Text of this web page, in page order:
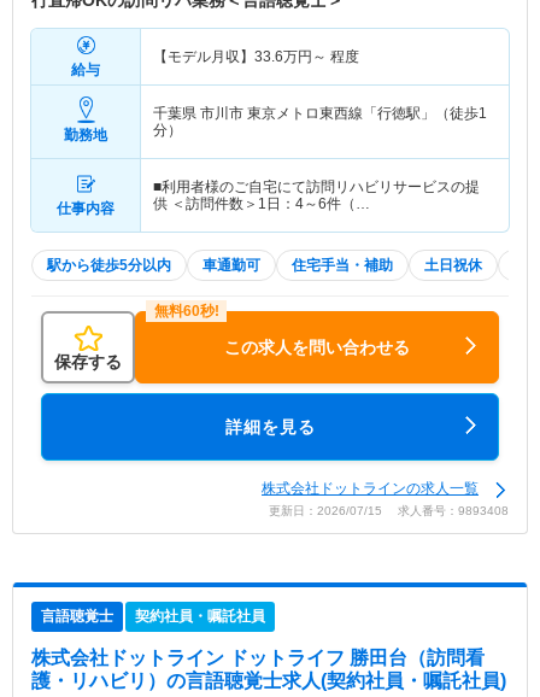
給与
【モデル月収】 33.6万円～ 程度
勤務地
千葉県 市川市 東京メトロ東西線「行徳駅」（徒歩1
分）
仕事内容
■利用者様のご自宅にて訪問リハビリサービスの提
供 ＜訪問件数＞1日：4～6件（…
駅から徒歩5分以内 車通勤可 住宅手当・補助 土日祝休
保存する
この求人を問い合わせる
詳細を見る
株式会社ドットラインの求人一覧
更新日：2026/07/15 求人番号：9893408
言語聴覚士 契約社員・嘱託社員
株式会社ドットライン ドットライフ 勝田台（訪問看
護・リハビリ） の言語聴覚士求人(契約社員・嘱託社員)